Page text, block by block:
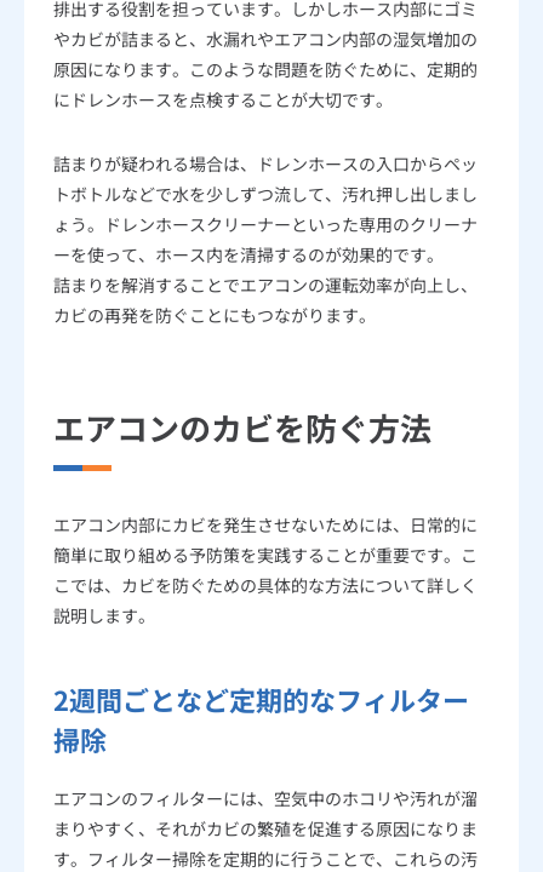
排出する役割を担っています。しかしホース内部にゴミ
やカビが詰まると、水漏れやエアコン内部の湿気増加の
原因になります。このような問題を防ぐために、定期的
にドレンホースを点検することが大切です。
詰まりが疑われる場合は、ドレンホースの入口からペッ
トボトルなどで水を少しずつ流して、汚れ押し出しまし
ょう。ドレンホースクリーナーといった専用のクリーナ
ーを使って、ホース内を清掃するのが効果的です。
詰まりを解消することでエアコンの運転効率が向上し、
カビの再発を防ぐことにもつながります。
エアコンのカビを防ぐ方法
エアコン内部にカビを発生させないためには、日常的に
簡単に取り組める予防策を実践することが重要です。こ
こでは、カビを防ぐための具体的な方法について詳しく
説明します。
2週間ごとなど定期的なフィルター
掃除
エアコンのフィルターには、空気中のホコリや汚れが溜
まりやすく、それがカビの繁殖を促進する原因になりま
す。フィルター掃除を定期的に行うことで、これらの汚